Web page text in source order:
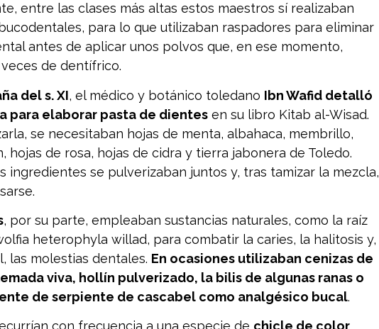
entre las clases más altas estos maestros sí realizaban
para lo que utilizaban raspadores para eliminar
antes de aplicar unos polvos que, en ese momento,
veces de dentífrico.
del s. XI, el médico y botánico toledano Ibn Wafid detalló
para elaborar pasta de dientes en su libro Kitab al-Wisad.
se necesitaban hojas de menta, albahaca, membrillo,
hojas de rosa, hojas de cidra y tierra jabonera de Toledo.
ingredientes se pulverizaban juntos y, tras tamizar la mezcla,
, por su parte, empleaban sustancias naturales, como la raíz
heterophyla willad, para combatir la caries, la halitosis y,
las molestias dentales. En ocasiones utilizaban cenizas de
viva, hollín pulverizado, la bilis de algunas ranas o
de serpiente de cascabel como analgésico bucal.